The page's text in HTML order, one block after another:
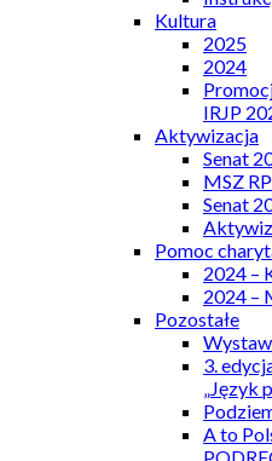
Kultura
2025
2024
IRJP
Aktywizacja
Senat
MSZ
Senat
Pomoc
2024 –
2024 –
Pozostałe
3.
„Język
A to